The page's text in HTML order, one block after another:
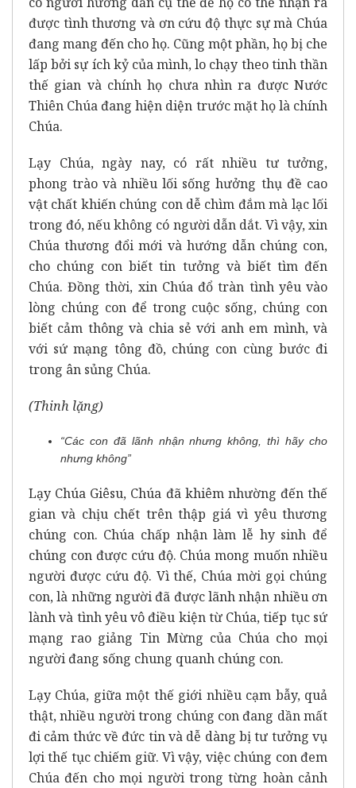
được tình thương và ơn cứu độ thực sự mà Chúa
đang mang đến cho họ. Cũng một phần, họ bị che
lấp bởi sự ích kỷ của mình, lo chạy theo tinh thần
thế gian và chính họ chưa nhìn ra được Nước
Thiên Chúa đang hiện diện trước mặt họ là chính
Chúa.
Lạy Chúa, ngày nay, có rất nhiều tư tưởng,
phong trào và nhiều lối sống hưởng thụ đề cao
vật chất khiến chúng con dễ chìm đắm mà lạc lối
trong đó, nếu không có người dẫn dắt. Vì vậy, xin
Chúa thương đổi mới và hướng dẫn chúng con,
cho chúng con biết tin tưởng và biết tìm đến
Chúa. Đồng thời, xin Chúa đổ tràn tình yêu vào
lòng chúng con để trong cuộc sống, chúng con
biết cảm thông và chia sẻ với anh em mình, và
với sứ mạng tông đồ, chúng con cùng bước đi
trong ân sủng Chúa.
(Thinh lặng)
“Các con đã lãnh nhận nhưng không, thì hãy cho
nhưng không”
Lạy Chúa Giêsu, Chúa đã khiêm nhường đến thế
gian và chịu chết trên thập giá vì yêu thương
chúng con. Chúa chấp nhận làm lễ hy sinh để
chúng con được cứu độ. Chúa mong muốn nhiều
người được cứu độ. Vì thế, Chúa mời gọi chúng
con, là những người đã được lãnh nhận nhiều ơn
lành và tình yêu vô điều kiện từ Chúa, tiếp tục sứ
mạng rao giảng Tin Mừng của Chúa cho mọi
người đang sống chung quanh chúng con.
Lạy Chúa, giữa một thế giới nhiều cạm bẫy, quả
thật, nhiều người trong chúng con đang dần mất
đi cảm thức về đức tin và dễ dàng bị tư tưởng vụ
lợi thế tục chiếm giữ. Vì vậy, việc chúng con đem
Chúa đến cho mọi người trong từng hoàn cảnh